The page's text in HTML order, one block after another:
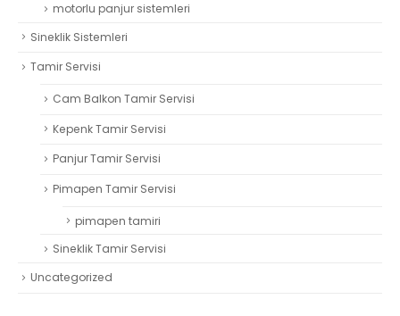
motorlu panjur sistemleri
Sineklik Sistemleri
Tamir Servisi
Cam Balkon Tamir Servisi
Kepenk Tamir Servisi
Panjur Tamir Servisi
Pimapen Tamir Servisi
pimapen tamiri
Sineklik Tamir Servisi
Uncategorized